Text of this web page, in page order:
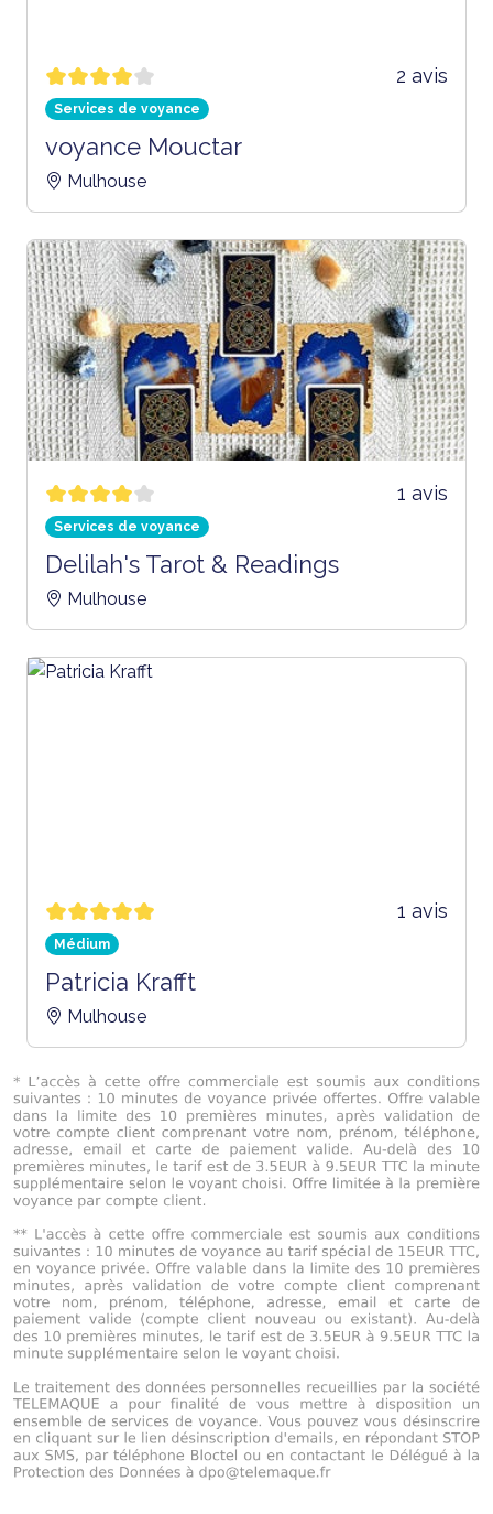
2 avis
Services de voyance
voyance Mouctar
Mulhouse
1 avis
Services de voyance
Delilah's Tarot & Readings
Mulhouse
1 avis
Médium
Patricia Krafft
Mulhouse